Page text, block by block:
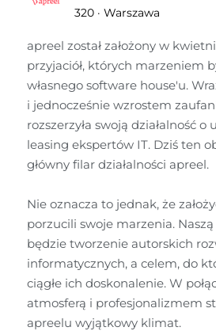
320 ·Warszawa
apreel został założony w
przyjaciół, których marzeniem
własnego software house'u.
i jednocześnie wzrostem
rozszerzyła swoją działalność o
leasing ekspertów IT. Dziś ten
główny filar działalności apreel.
Nie oznacza to jednak, że
porzucili swoje marzenia.
będzie tworzenie autorskich
informatycznych, a celem, do
ciągłe ich doskonalenie. W
atmosferą i profesjonalizmem
apreelu wyjątkowy klimat.